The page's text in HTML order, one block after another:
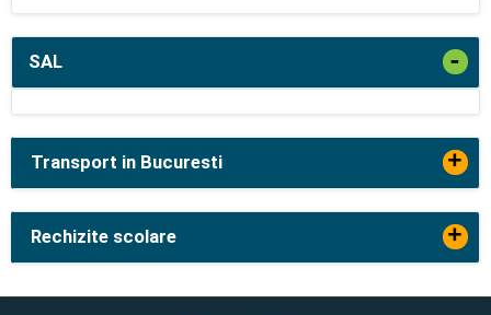
SAL -
Transport in Bucuresti +
Rechizite scolare +